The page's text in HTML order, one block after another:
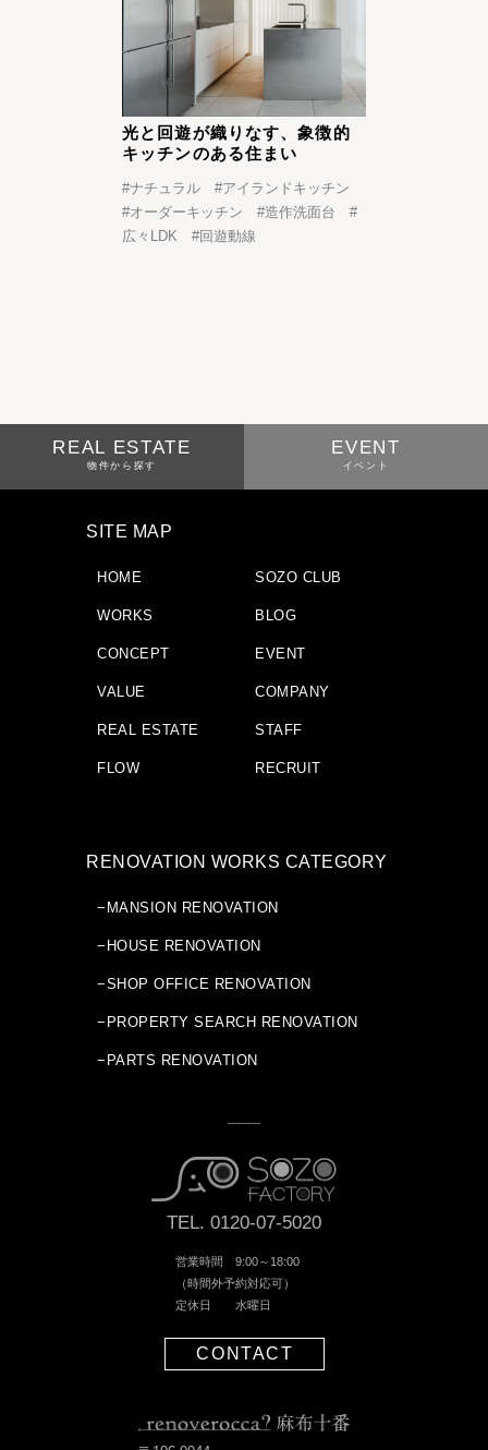
光と回遊が織りなす、象徴的
キッチンのある住まい
#ナチュラル #アイランドキッチン
#オーダーキッチン #造作洗面台
#
広々LDK
#回遊動線
REAL ESTATE
物件から探す
EVENT
イベント
SITE MAP
HOME
WORKS
CONCEPT
VALUE
REAL ESTATE
FLOW
SOZO CLUB
BLOG
EVENT
COMPANY
STAFF
RECRUIT
RENOVATION WORKS CATEGORY
−MANSION RENOVATION
−HOUSE RENOVATION
−SHOP OFFICE RENOVATION
−PROPERTY SEARCH RENOVATION
−PARTS RENOVATION
TEL. 0120-07-5020
営業時間 9:00～18:00
（時間外予約対応可）
定休日 水曜日
CONTACT